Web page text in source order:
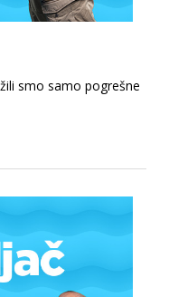
smo samo pogrešne